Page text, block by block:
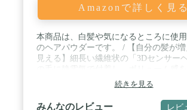
Amazonで詳しく見る
本商品は、白髪や気になるところに使
のヘアパウダーです。 / 【自分の髪が
見える】細長い繊維状の「3Dセンサー
す。 / 【光触媒作用の特許取得（特許第
号）】レーヨン繊維をベースに、生分解
光触媒セラミックを配合しています。 /
続きを見る
みんなのレビュー レビ